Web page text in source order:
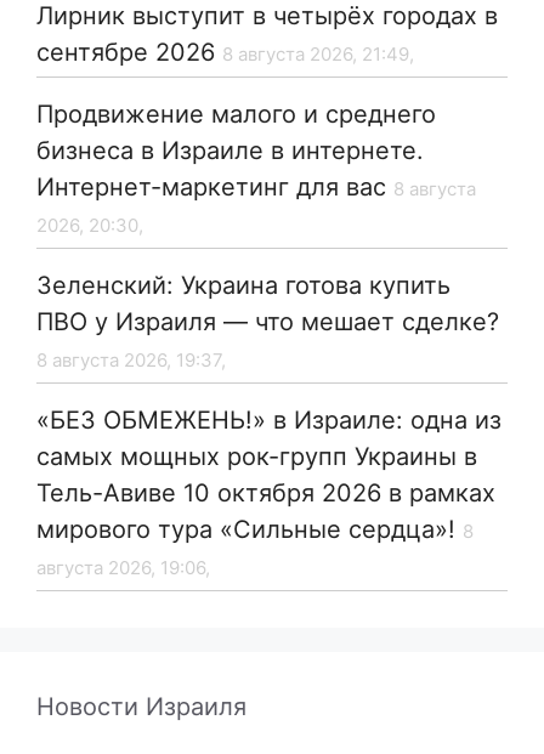
Лирник выступит в четырёх городах в
сентябре 2026 8 августа 2026, 21:49,
Продвижение малого и среднего
бизнеса в Израиле в интернете.
Интернет-маркетинг для вас 8 августа
2026, 20:30,
Зеленский: Украина готова купить
ПВО у Израиля — что мешает сделке?
8 августа 2026, 19:37,
«БЕЗ ОБМЕЖЕНЬ!» в Израиле: одна из
самых мощных рок-групп Украины в
Тель-Авиве 10 октября 2026 в рамках
мирового тура «Сильные сердца»! 8
августа 2026, 19:06,
Новости Израиля